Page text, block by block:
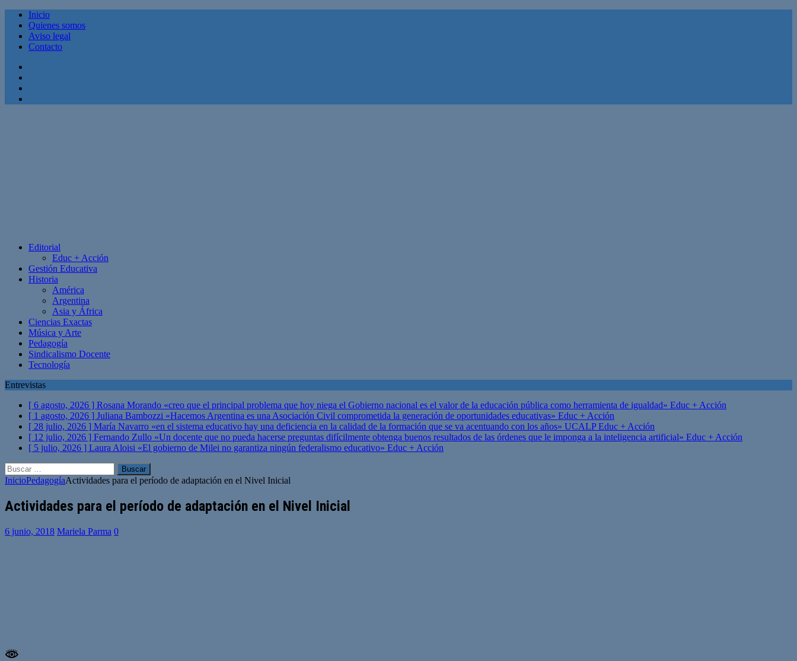
Inicio
Quienes somos
Aviso legal
Contacto
Editorial
Educ + Acción
Gestión Educativa
Historia
América
Argentina
Asia y África
Ciencias Exactas
Música y Arte
Pedagogía
Sindicalismo Docente
Tecnología
Entrevistas
[ 6 agosto, 2026 ] Rosana Morando «creo que el principal problema que hoy niega el Gobierno nacional es el valor de la educación pública como herramienta de igualdad» Educ + Acción
[ 1 agosto, 2026 ] Juliana Bambozzi «Hacemos Argentina es una Asociación Civil comprometida la generación de oportunidades educativas» Educ + Acción
[ 28 julio, 2026 ] María Navarro «en el sistema educativo hay una deficiencia en la calidad de la formación que se va acentuando con los años» UCALPEduc + Acción
[ 12 julio, 2026 ] Fernando Zullo «Un docente que no pueda hacerse preguntas difícilmente obtenga buenos resultados de las órdenes que le imponga a la inteligencia artificial» Educ + Acción
[ 5 julio, 2026 ] Laura Aloisi «El gobierno de Milei no garantiza ningún federalismo educativo» Educ + Acción
Buscar:
InicioPedagogíaActividades para el período de adaptación en el Nivel Inicial
Actividades para el período de adaptación en el Nivel Inicial
6 junio, 2018 Mariela Parma 0